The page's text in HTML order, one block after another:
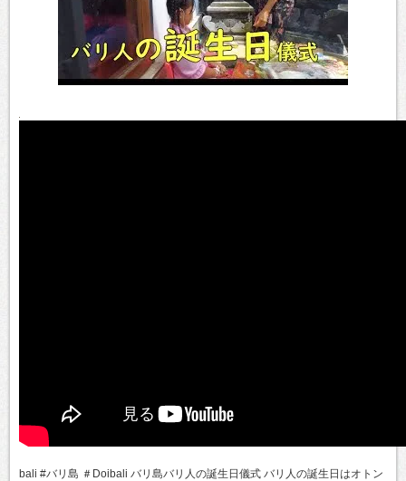
bali #バリ島 ＃Doibali バリ島バリ人の誕生日儀式 バリ人の誕生日はオトン